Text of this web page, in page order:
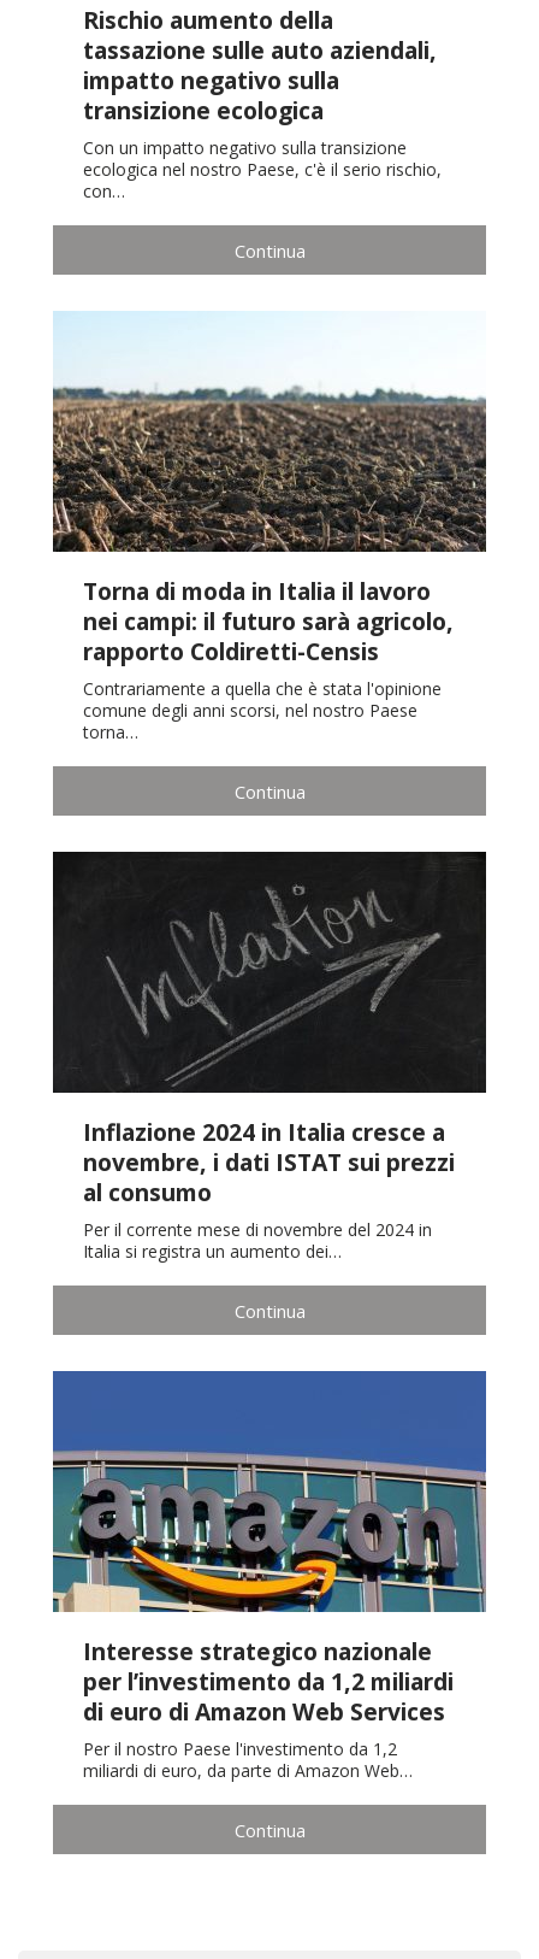
Rischio aumento della
tassazione sulle auto aziendali,
impatto negativo sulla
transizione ecologica
Con un impatto negativo sulla transizione
ecologica nel nostro Paese, c'è il serio rischio,
con…
Continua
Torna di moda in Italia il lavoro
nei campi: il futuro sarà agricolo,
rapporto Coldiretti-Censis
Contrariamente a quella che è stata l'opinione
comune degli anni scorsi, nel nostro Paese
torna…
Continua
Inflazione 2024 in Italia cresce a
novembre, i dati ISTAT sui prezzi
al consumo
Per il corrente mese di novembre del 2024 in
Italia si registra un aumento dei…
Continua
Interesse strategico nazionale
per l’investimento da 1,2 miliardi
di euro di Amazon Web Services
Per il nostro Paese l'investimento da 1,2
miliardi di euro, da parte di Amazon Web…
Continua